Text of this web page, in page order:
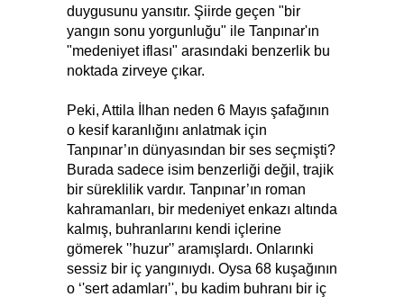
duygusunu yansıtır. Şiirde geçen "bir
yangın sonu yorgunluğu" ile Tanpınar'ın
"medeniyet iflası" arasındaki benzerlik bu
noktada zirveye çıkar.
Peki, Attila İlhan neden 6 Mayıs şafağının
o kesif karanlığını anlatmak için
Tanpınar’ın dünyasından bir ses seçmişti?
Burada sadece isim benzerliği değil, trajik
bir süreklilik vardır. Tanpınar’ın roman
kahramanları, bir medeniyet enkazı altında
kalmış, buhranlarını kendi içlerine
gömerek '’huzur'’ aramışlardı. Onlarınki
sessiz bir iç yangınıydı. Oysa 68 kuşağının
o ‘'sert adamları’', bu kadim buhranı bir iç